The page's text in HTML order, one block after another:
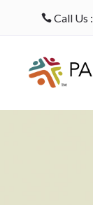
Call Us :